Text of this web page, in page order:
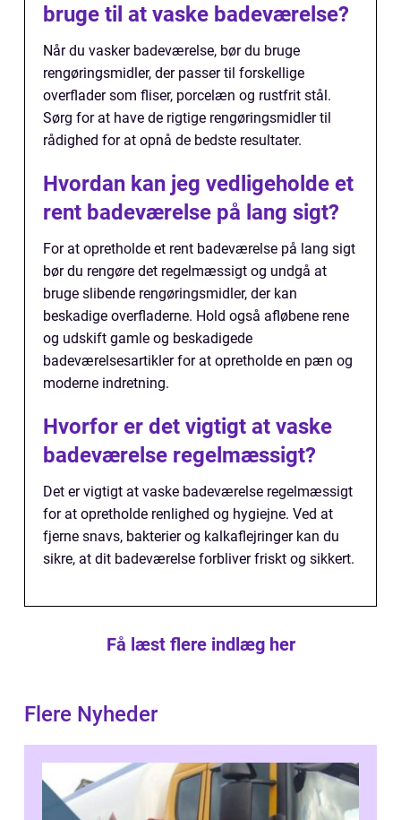
bruge til at vaske badeværelse?
Når du vasker badeværelse, bør du bruge
rengøringsmidler, der passer til forskellige
overflader som fliser, porcelæn og rustfrit stål.
Sørg for at have de rigtige rengøringsmidler til
rådighed for at opnå de bedste resultater.
Hvordan kan jeg vedligeholde et
rent badeværelse på lang sigt?
For at opretholde et rent badeværelse på lang sigt
bør du rengøre det regelmæssigt og undgå at
bruge slibende rengøringsmidler, der kan
beskadige overfladerne. Hold også afløbene rene
og udskift gamle og beskadigede
badeværelsesartikler for at opretholde en pæn og
moderne indretning.
Hvorfor er det vigtigt at vaske
badeværelse regelmæssigt?
Det er vigtigt at vaske badeværelse regelmæssigt
for at opretholde renlighed og hygiejne. Ved at
fjerne snavs, bakterier og kalkaflejringer kan du
sikre, at dit badeværelse forbliver friskt og sikkert.
Få læst flere indlæg her
Flere Nyheder